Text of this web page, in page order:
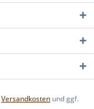
Versandkosten und ggf.